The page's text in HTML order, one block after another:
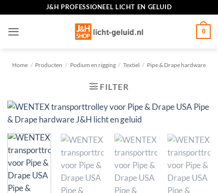
inhoud
J&H PROFESSIONEEL LICHT EN GELUID
0
Home / Producten / Podium en rigging / Textiel / Pipe & Drape hardware
FILTER